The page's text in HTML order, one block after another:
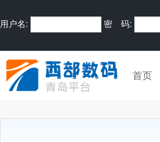
用户名: 密 码:
首页